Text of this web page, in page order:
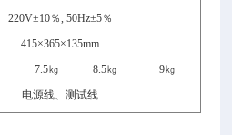
220V±10％, 50Hz±5％
415×365×135mm
7.5㎏ 8.5㎏
9㎏
电源线、测试线